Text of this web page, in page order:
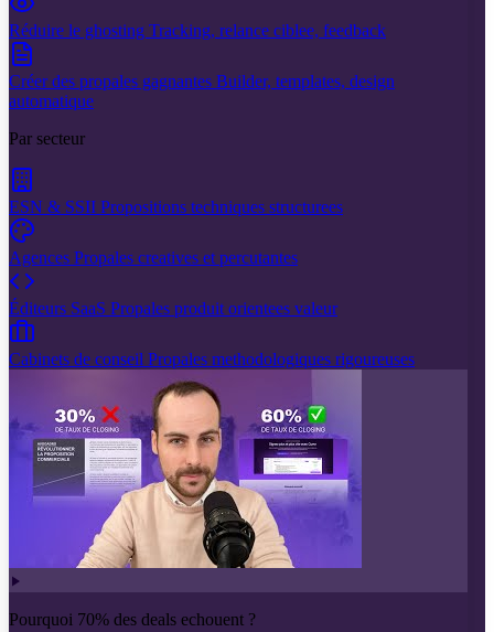
Réduire le ghosting Tracking, relance ciblee, feedback
Créer des propales gagnantes Builder, templates, design
automatique
Par secteur
ESN & SSII Propositions techniques structurees
Agences Propales creatives et percutantes
Éditeurs SaaS Propales produit orientees valeur
Cabinets de conseil Propales methodologiques rigoureuses
Pourquoi 70% des deals echouent ?